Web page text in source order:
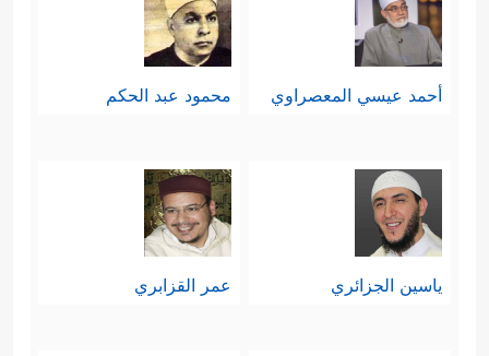
أحمد عيسي المعصراوي محمود عبد الحكم
ياسين الجزائري عمر القزابري